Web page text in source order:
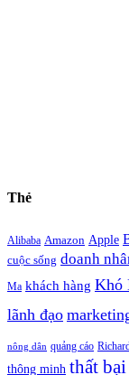
Thẻ
Alibaba Amazon Apple
cuộc sống doanh
Ma khách hàng Khó
lãnh đạo
nông dân quảng cáo
thông minh thất bại